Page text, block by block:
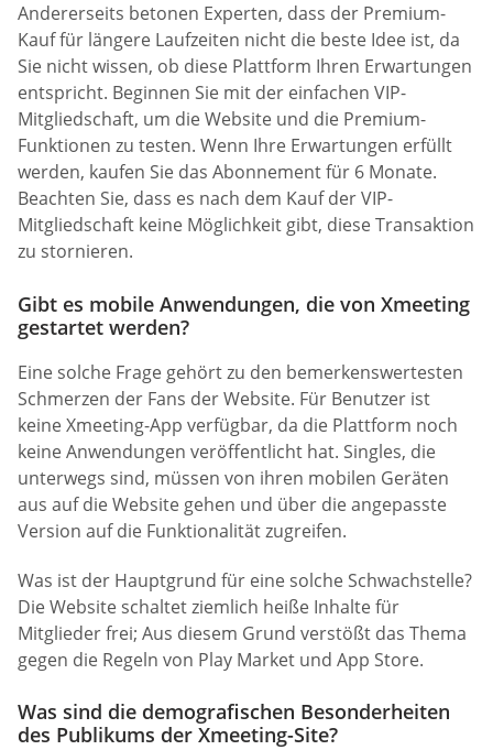
Andererseits betonen Experten, dass der Premium-
Kauf für längere Laufzeiten nicht die beste Idee ist, da
Sie nicht wissen, ob diese Plattform Ihren Erwartungen
entspricht. Beginnen Sie mit der einfachen VIP-
Mitgliedschaft, um die Website und die Premium-
Funktionen zu testen. Wenn Ihre Erwartungen erfüllt
werden, kaufen Sie das Abonnement für 6 Monate.
Beachten Sie, dass es nach dem Kauf der VIP-
Mitgliedschaft keine Möglichkeit gibt, diese Transaktion
zu stornieren.
Gibt es mobile Anwendungen, die von Xmeeting
gestartet werden?
Eine solche Frage gehört zu den bemerkenswertesten
Schmerzen der Fans der Website. Für Benutzer ist
keine Xmeeting-App verfügbar, da die Plattform noch
keine Anwendungen veröffentlicht hat. Singles, die
unterwegs sind, müssen von ihren mobilen Geräten
aus auf die Website gehen und über die angepasste
Version auf die Funktionalität zugreifen.
Was ist der Hauptgrund für eine solche Schwachstelle?
Die Website schaltet ziemlich heiße Inhalte für
Mitglieder frei; Aus diesem Grund verstößt das Thema
gegen die Regeln von Play Market und App Store.
Was sind die demografischen Besonderheiten
des Publikums der Xmeeting-Site?